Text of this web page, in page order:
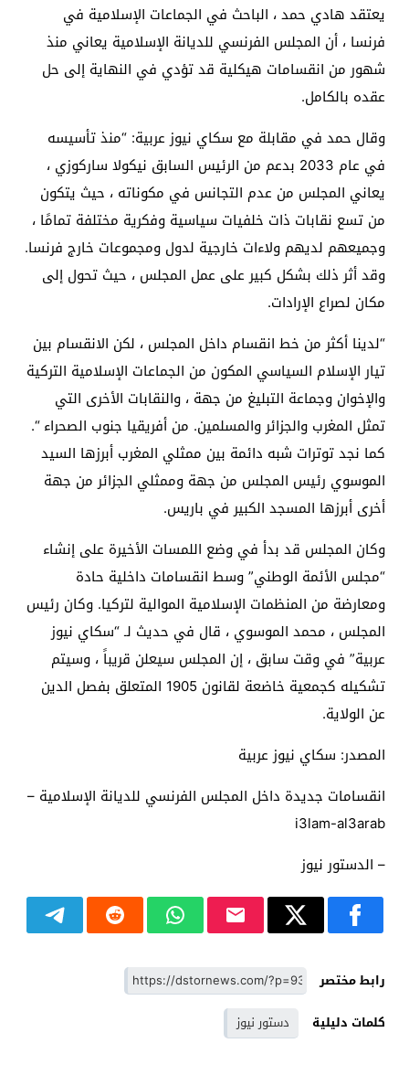
يعتقد هادي حمد ، الباحث في الجماعات الإسلامية في
فرنسا ، أن المجلس الفرنسي للديانة الإسلامية يعاني منذ
شهور من انقسامات هيكلية قد تؤدي في النهاية إلى حل
عقده بالكامل.
وقال حمد في مقابلة مع سكاي نيوز عربية: “منذ تأسيسه
في عام 2033 بدعم من الرئيس السابق نيكولا ساركوزي ،
يعاني المجلس من عدم التجانس في مكوناته ، حيث يتكون
من تسع نقابات ذات خلفيات سياسية وفكرية مختلفة تمامًا ،
وجميعهم لديهم ولاءات خارجية لدول ومجموعات خارج فرنسا.
وقد أثر ذلك بشكل كبير على عمل المجلس ، حيث تحول إلى
مكان لصراع الإرادات.
“لدينا أكثر من خط انقسام داخل المجلس ، لكن الانقسام بين
تيار الإسلام السياسي المكون من الجماعات الإسلامية التركية
والإخوان وجماعة التبليغ من جهة ، والنقابات الأخرى التي
تمثل المغرب والجزائر والمسلمين. من أفريقيا جنوب الصحراء “.
كما نجد توترات شبه دائمة بين ممثلي المغرب أبرزها السيد
الموسوي رئيس المجلس من جهة وممثلي الجزائر من جهة
أخرى أبرزها المسجد الكبير في باريس.
وكان المجلس قد بدأ في وضع اللمسات الأخيرة على إنشاء
“مجلس الأئمة الوطني” وسط انقسامات داخلية حادة
ومعارضة من المنظمات الإسلامية الموالية لتركيا. وكان رئيس
المجلس ، محمد الموسوي ، قال في حديث لـ “سكاي نيوز
عربية” في وقت سابق ، إن المجلس سيعلن قريباً ، وسيتم
تشكيله كجمعية خاضعة لقانون 1905 المتعلق بفصل الدين
عن الولاية.
المصدر: سكاي نيوز عربية
انقسامات جديدة داخل المجلس الفرنسي للديانة الإسلامية –
i3lam-al3arab
– الدستور نيوز
رابط مختصر
كلمات دليلية
دستور نيوز